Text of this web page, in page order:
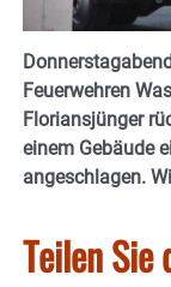
Feuerwehren
Floriansjünger
einem Gebäude
angeschlagen.
Teilen Sie